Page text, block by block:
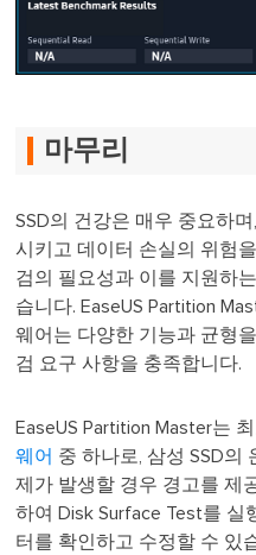
마무리
SSD의 건강은 매우 중요하
시키고 데이터 손실의 위험
검의 필요성과 이를 지원하
습니다. EaseUS Partition
웨어는 다양한 기능과 균형
검 요구 사항을 충족합니다.
EaseUS Partition Master는
웨어 중 하나로, 삼성 SSD의
제가 발생할 경우 경고를 제
하여 Disk Surface Test를 실
터를 확인하고 수정할 수 있